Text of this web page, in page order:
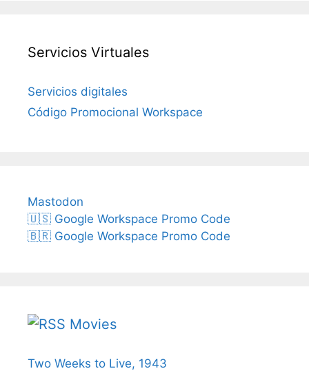
Servicios Virtuales
Servicios digitales
Código Promocional Workspace
Mastodon
🇺🇸 Google Workspace Promo Code
🇧🇷 Google Workspace Promo Code
Movies
Two Weeks to Live, 1943